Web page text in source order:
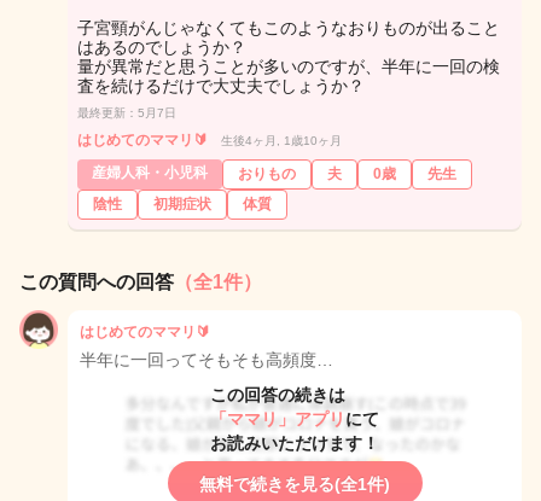
子宮頸がんじゃなくてもこのようなおりものが出ること
はあるのでしょうか？
量が異常だと思うことが多いのですが、半年に一回の検
査を続けるだけで大丈夫でしょうか？
最終更新：5月7日
はじめてのママリ🔰 生後4ヶ月, 1歳10ヶ月
産婦人科・小児科 おりもの 夫 0歳
先生
陰性
初期症状 体質
この質問への回答 （全1件）
はじめてのママリ🔰
半年に一回ってそもそも高頻度…
この回答の続きは
「ママリ」アプリ にて
お読みいただけます！
無料で続きを見る(全1件)